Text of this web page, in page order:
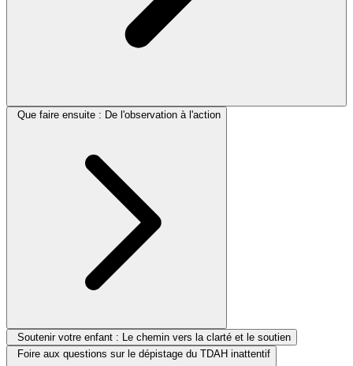
Que faire ensuite : De l'observation à l'action
Soutenir votre enfant : Le chemin vers la clarté et le soutien
Foire aux questions sur le dépistage du TDAH inattentif